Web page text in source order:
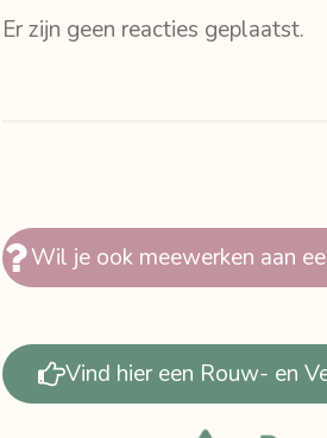
Er zijn geen reacties geplaatst.
Wil je ook meewerken aan
Vind hier een Rouw- en